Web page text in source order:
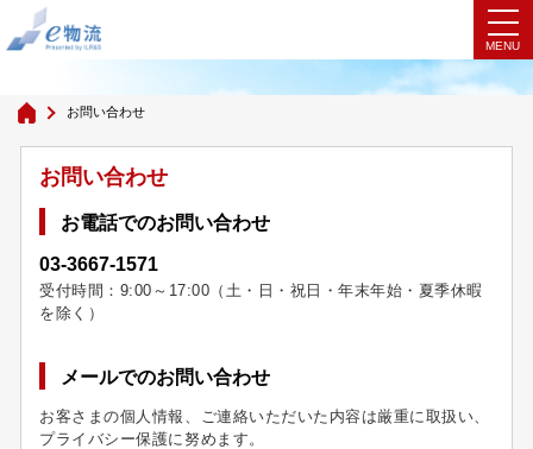
お問い合わせ
お問い合わせ
お問い合わせ
お電話でのお問い合わせ
03-3667-1571
受付時間：9:00～17:00（土・日・祝日・年末年始・夏季休暇
を除く）
メールでのお問い合わせ
お客さまの個人情報、ご連絡いただいた内容は厳重に取扱い、
プライバシー保護に努めます。